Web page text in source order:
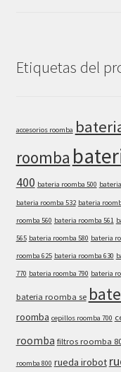
Etiquetas del
accesorios roomba
roomba
400 bateria roomba 500
bateria roomba 532 bateria
roomba 560 bateria roomba 561
565 bateria roomba 580 bateria
roomba 625 bateria roomba 630
770 bateria roomba 790 bateria
bateria roomba se
roomba cepillos roomba 700
roomba filtros roomba
roomba 800 rueda irobot